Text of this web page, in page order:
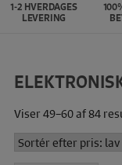
1-2 HVERDAGES
LEVERING
Viser 49–60 af 84